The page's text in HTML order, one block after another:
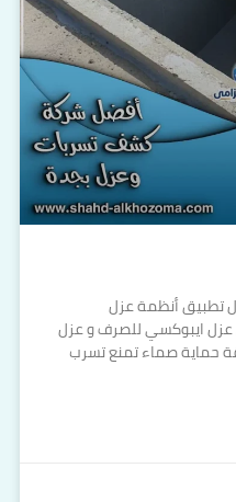
تطبيق أنظمة عزل
عزل ايبوكسي للصرف و عزل
حماية صماء تمنع تسرب